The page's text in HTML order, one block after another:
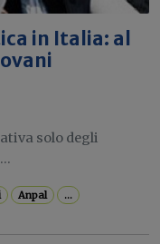
in Italia: al
solo degli
Anpal ...